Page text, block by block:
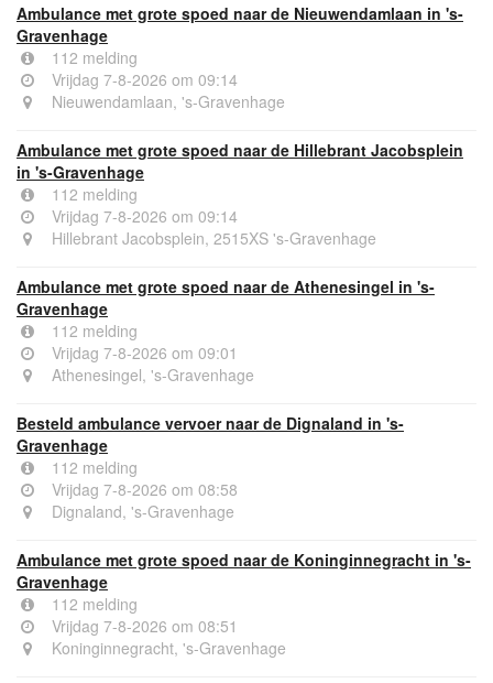
Ambulance met grote spoed naar de Nieuwendamlaan in 's-
Gravenhage
112 melding
Vrijdag 7-8-2026 om 09:14
Nieuwendamlaan, 's-Gravenhage
Ambulance met grote spoed naar de Hillebrant Jacobsplein
in 's-Gravenhage
112 melding
Vrijdag 7-8-2026 om 09:14
Hillebrant Jacobsplein, 2515XS 's-Gravenhage
Ambulance met grote spoed naar de Athenesingel in 's-
Gravenhage
112 melding
Vrijdag 7-8-2026 om 09:01
Athenesingel, 's-Gravenhage
Besteld ambulance vervoer naar de Dignaland in 's-
Gravenhage
112 melding
Vrijdag 7-8-2026 om 08:58
Dignaland, 's-Gravenhage
Ambulance met grote spoed naar de Koninginnegracht in 's-
Gravenhage
112 melding
Vrijdag 7-8-2026 om 08:51
Koninginnegracht, 's-Gravenhage